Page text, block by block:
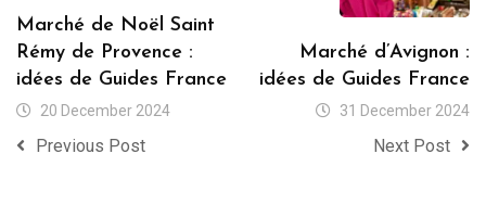
Marché de Noël Saint
Rémy de Provence :
idées de Guides France
20 December 2024
Previous Post
Marché d’Avignon :
idées de Guides France
31 December 2024
Next Post